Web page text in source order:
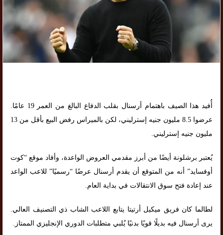
أُفيد هذا الصيف باهتمام أرسنال بقلب الدفاع البالغ من العمر 19 عامًا.
عرضوا 8.5 مليون جنيه إسترليني، لكن بالميراس رفض البيع بأقل من 13
مليون جنيه إسترليني.
يُعتبر برشلونة أيضًا من أبرز مقدمي العروض الواعدة، وأفاد موقع “كوت
أوفسايد” أنه من المتوقع أن يقدم أرسنال عرضًا “رسميًا” للاعب الواعد
عند إعادة فتح سوق الانتقالات في بداية العام.
لطالما كان فريق ميكيل أرتيتا يتابع اللاعب الشاب ذي التصنيف العالي.
يرى أرسنال فيه بديلًا قويًا بدنيًا يُلبي متطلبات الدوري الإنجليزي الممتاز.